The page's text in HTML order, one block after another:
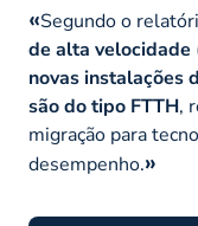
Segundo o
de alta velocidade
novas instalações
são do tipo FTTH,
migração para
desempenho.